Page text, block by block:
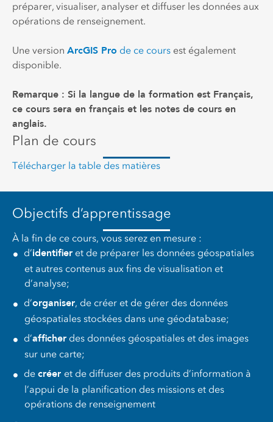
préparer, visualiser, analyser et diffuser les données aux
opérations de renseignement.
Une version ArcGIS Pro de ce cours est également
disponible.
Remarque : Si la langue de la formation est Français,
ce cours sera en français et les notes de cours en
anglais.
Plan de cours
Télécharger la table des matières
Objectifs d’apprentissage
À la fin de ce cours, vous serez en mesure :
d’identifier et de préparer les données géospatiales
et autres contenus aux fins de visualisation et
d’analyse;
d’organiser, de créer et de gérer des données
géospatiales stockées dans une géodatabase;
d’afficher des données géospatiales et des images
sur une carte;
de créer et de diffuser des produits d’information à
l’appui de la planification des missions et des
opérations de renseignement